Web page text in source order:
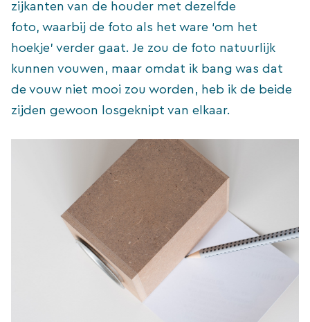
zijkanten van de houder met dezelfde
foto, waarbij de foto als het ware ‘om het
hoekje’ verder gaat. Je zou de foto natuurlijk
kunnen vouwen, maar omdat ik bang was dat
de vouw niet mooi zou worden, heb ik de beide
zijden gewoon losgeknipt van elkaar.